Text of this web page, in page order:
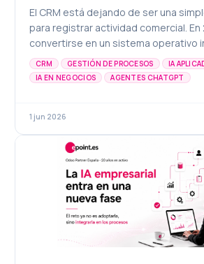
El CRM está dejando de ser una
para registrar actividad comercial.
convertirse en un sistema operativo
propone, automatiza y ejecuta parte
ventas, marketing y atención al
CRM GESTIÓN DE PROCESOS
IA
IA EN NEGOCIOS
AGENTES CHATGPT
MARKETING DIGITAL
TRANSFORMACIÓN DIGITAL
1 jun 2026